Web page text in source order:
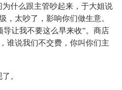
什么跟主管吵起来，于大姐说
，太吵了，影响你们做生意。
让我不要这么早来收”。商店
谁说我们不交费，你叫你们主
。